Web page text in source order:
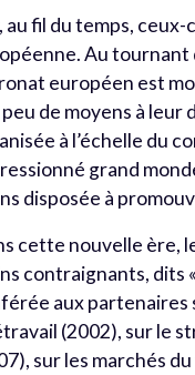
au fil du temps,
Au tournant
européen est
de moyens à leur
à l’échelle du
grand
disposée à
cette nouvelle ère,
contraignants, dits
aux partenaires
(2002), sur le
sur les marchés